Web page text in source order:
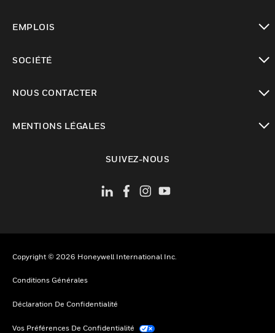
EMPLOIS
SOCIÉTÉ
NOUS CONTACTER
MENTIONS LÉGALES
SUIVEZ-NOUS
Copyright © 2026 Honeywell International Inc.
Conditions Générales
Déclaration De Confidentialité
Vos Préférences De Confidentialité